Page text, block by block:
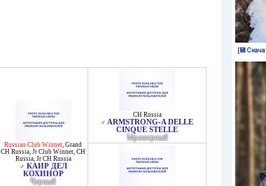
Russian Club Winner, Grand
CH Russia, Jr Club Winner, CH
Russia, Jr CH Russia
♂ КАИР ДЕЛ
КОХИНОР
Черный
CH Russia
♂ ARMSTRONG-A DELLE
CINQUE STELLE
Мраморный
[💾